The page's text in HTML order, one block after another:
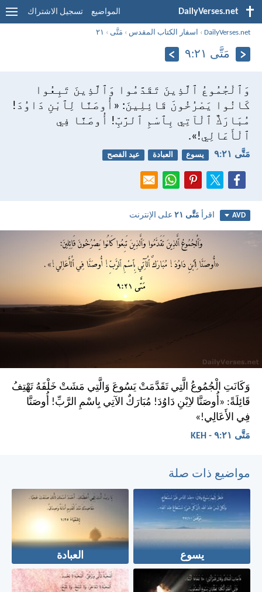
DailyVerses.net المواضيع تسجيل الاشتراك
DailyVerses.net
› اسفار الكتاب المقدس › مَتَّى › ٢١
مَتَّى ٢١:‏٩
وَٱلْجُمُوعُ ٱلَّذِينَ تَقَدَّمُوا وَٱلَّذِينَ تَبِعُوا
كَانُوا يَصْرُخُونَ قَائِلِينَ: «أُوصَنَّا لِٱبْنِ دَاوُدَ!
مُبَارَكٌ ٱلْآتِي بِٱسْمِ ٱلرَّبِّ! أُوصَنَّا فِي
ٱلْأَعَالِي!».
مَتَّى ٢١:‏٩ يسوع العبادة عيد الفصح
AVD اقرأ مَتَّى ٢١ على الإنترنت
وَكَانَتِ الْجُمُوعُ الَّتِي تَقَدَّمَتْ يَسُوعَ وَالَّتِي مَشَتْ خَلْفَهُ تَهْتِفُ
قَائِلَةً: «أُوصَنَّا لاِبْنِ دَاوُدَ! مُبَارَكٌ الآتِي بِاسْمِ الرَّبِّ! أُوصَنَّا
فِي الأَعَالِي!»
مَتَّى ٢١:‏٩ - KEH
مواضيع ذات صلة
يسوع العبادة